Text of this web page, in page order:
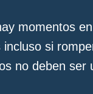
momentos
si
no deben ser